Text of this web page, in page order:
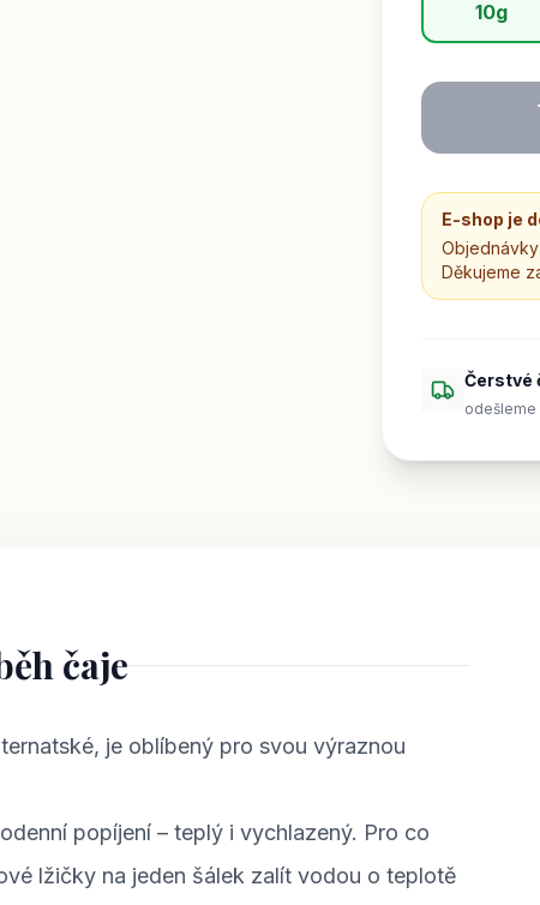
10g
E-shop je
Děkujeme
Čerstvé
odešleme
čaje
je oblíbený pro svou výraznou
popíjení – teplý i vychlazený. Pro co
lžičky na jeden šálek zalít vodou o teplotě